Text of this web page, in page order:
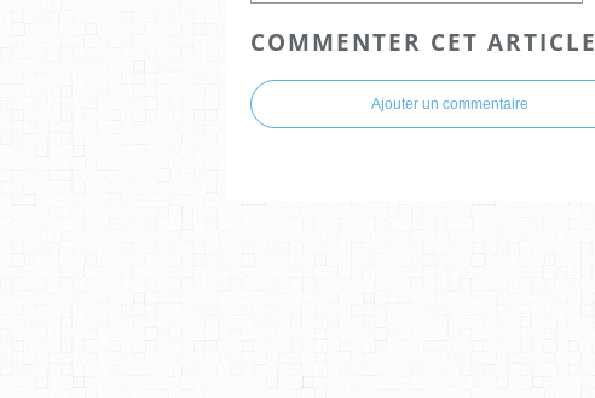
COMMENTER CET ARTICLE
Ajouter un commentaire